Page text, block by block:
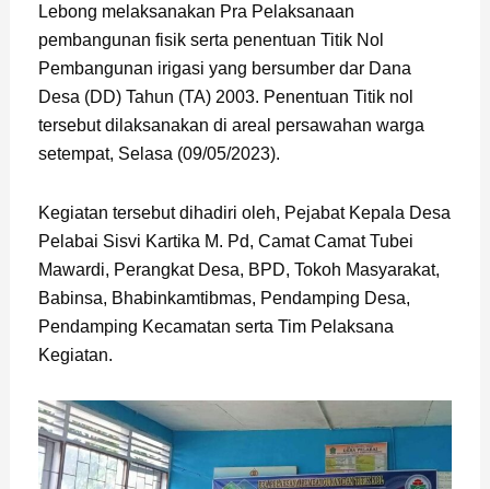
Lebong melaksanakan Pra Pelaksanaan
pembangunan fisik serta penentuan Titik Nol
Pembangunan irigasi yang bersumber dar Dana
Desa (DD) Tahun (TA) 2003. Penentuan Titik nol
tersebut dilaksanakan di areal persawahan warga
setempat, Selasa (09/05/2023).
Kegiatan tersebut dihadiri oleh, Pejabat Kepala Desa
Pelabai Sisvi Kartika M. Pd, Camat Camat Tubei
Mawardi, Perangkat Desa, BPD, Tokoh Masyarakat,
Babinsa, Bhabinkamtibmas, Pendamping Desa,
Pendamping Kecamatan serta Tim Pelaksana
Kegiatan.